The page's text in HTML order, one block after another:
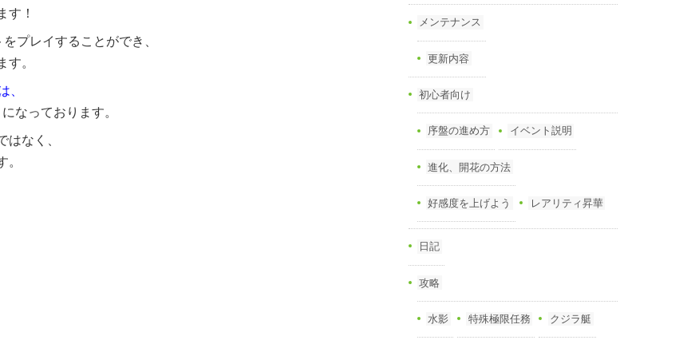
す！
プレイすることができ、
。
、
になっております。
なく、
メンテナンス
更新内容
初心者向け
序盤の進め方 イベント説明
進化、開花の方法
好感度を上げよう レアリティ昇華
日記
攻略
水影 特殊極限任務 クジラ艇